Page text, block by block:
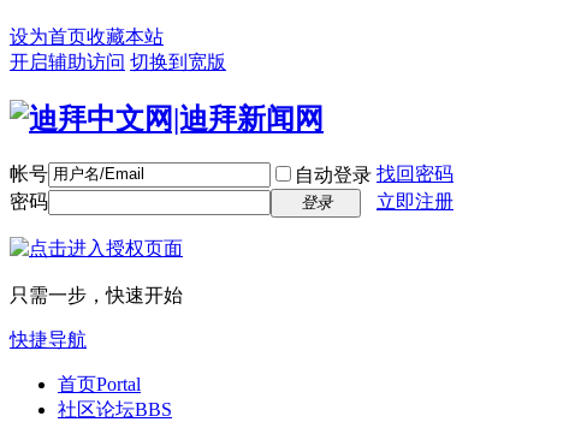
设为首页收藏本站
开启辅助访问 切换到宽版
帐号 自动登录 找回密码
密码
登录 立即注册
只需一步，快速开始
快捷导航
首页Portal
社区论坛BBS